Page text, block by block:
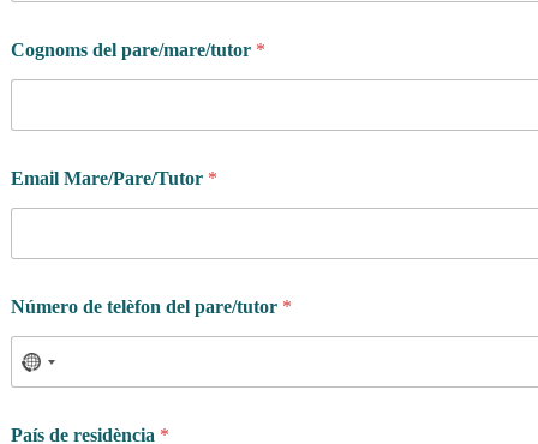
Cognoms del pare/mare/tutor *
r
i
p
a
l
e
Email Mare/Pare/Tutor *
Número de telèfon del pare/tutor *
País de residència *